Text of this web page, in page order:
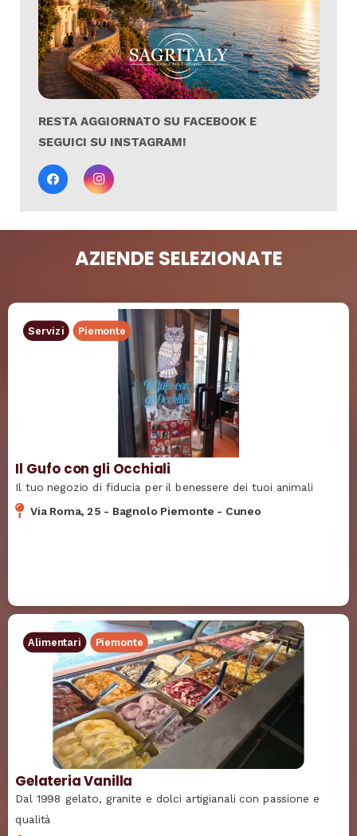
RESTA AGGIORNATO SU FACEBOOK E
SEGUICI SU INSTAGRAM!
AZIENDE SELEZIONATE
Servizi Piemonte
Il Gufo con gli Occhiali
Il tuo negozio di fiducia per il benessere dei tuoi animali
Via Roma, 25 - Bagnolo Piemonte - Cuneo
Alimentari Piemonte
Gelateria Vanilla
Dal 1998 gelato, granite e dolci artigianali con passione e
qualità